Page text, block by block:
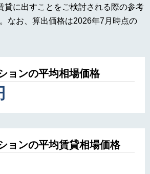
貸に出すことをご検討される際の参考
なお、算出価格は2026年7月時点の
ョンの平均相場価格
ョンの平均賃貸相場価格